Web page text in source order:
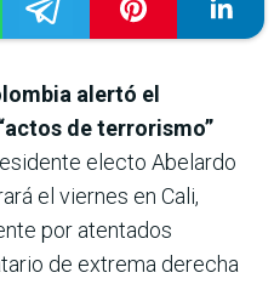
alertó el
de terrorismo”
electo Abelardo
el viernes en Cali,
por atentados
de extrema derecha